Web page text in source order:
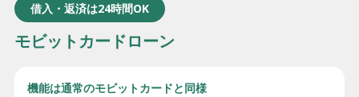
借入・返済は24時間OK
モビットカードローン
機能は通常のモビットカードと同様